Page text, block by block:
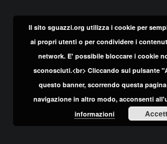
Il sito sguazzi.org utilizza i cookie per
ai propri utenti o per condividere i
network. E' possibile bloccare i cookie
sconosciuti.<br> Cliccando sul pulsante
questo banner, scorrendo questa
navigazione in altro modo, acconsenti
informazioni